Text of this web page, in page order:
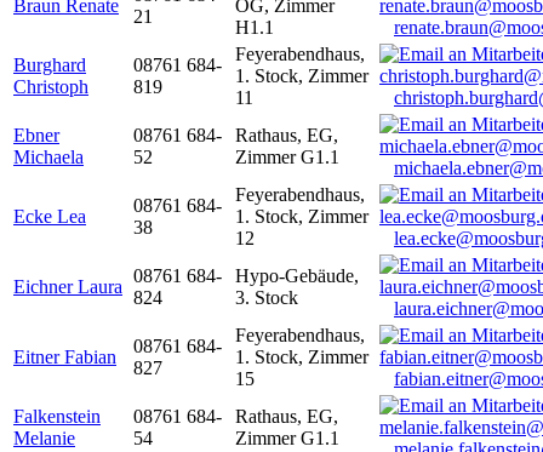
Braun Renate
21
OG, Zimmer
H1.1
Burghard
Christoph
08761 684-
819
Feyerabendhaus,
1. Stock, Zimmer
11
Ebner
Michaela
08761 684-
52
Rathaus, EG,
Zimmer G1.1
Ecke Lea
08761 684-
38
Feyerabendhaus,
1. Stock, Zimmer
12
Eichner Laura
08761 684-
824
Hypo-Gebäude,
3. Stock
Eitner Fabian
08761 684-
827
Feyerabendhaus,
1. Stock, Zimmer
15
Falkenstein
Melanie
08761 684-
54
Rathaus, EG,
Zimmer G1.1